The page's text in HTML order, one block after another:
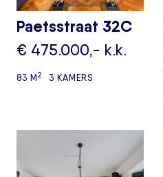
Paetsstraat 32C
€ 475.000,- k.k.
83 M2 3 KAMERS